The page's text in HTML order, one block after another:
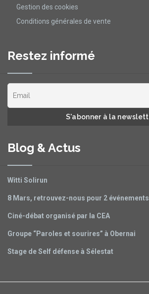
Gestion des cookies
Conditions générales de vente
Restez informé
Blog & Actus
Witti Solirun
8 Mars, retrouvez-nous pour 2 événements
Ciné-débat organisé par la CEA
Groupe “Paroles et sourires” à Obernai
Stage de Self défense à Sélestat